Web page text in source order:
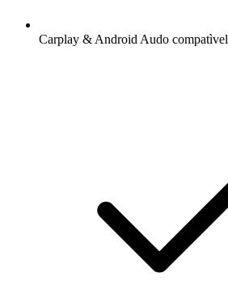
Carplay & Android Audo compatìvel